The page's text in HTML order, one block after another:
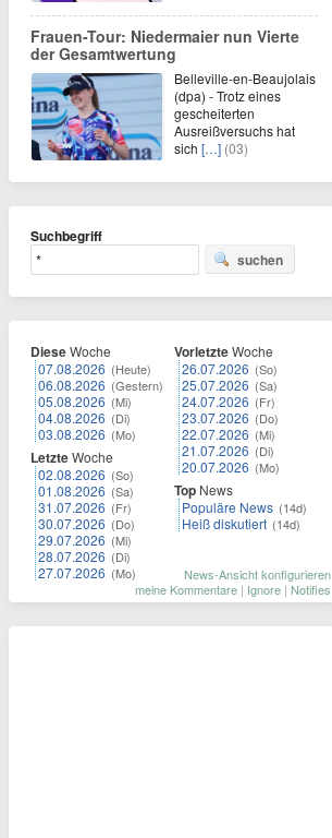
Frauen-Tour: Niedermaier nun Vierte
der Gesamtwertung
Belleville-en-Beaujolais
(dpa) - Trotz eines
gescheiterten
Ausreißversuchs hat
sich […] (03)
Suchbegriff
suchen
DieseWoche
07.08.2026 (Heute)
06.08.2026 (Gestern)
05.08.2026 (Mi)
04.08.2026 (Di)
03.08.2026 (Mo)
LetzteWoche
02.08.2026 (So)
01.08.2026 (Sa)
31.07.2026 (Fr)
30.07.2026 (Do)
29.07.2026 (Mi)
28.07.2026 (Di)
27.07.2026 (Mo)
VorletzteWoche
26.07.2026 (So)
25.07.2026 (Sa)
24.07.2026 (Fr)
23.07.2026 (Do)
22.07.2026 (Mi)
21.07.2026 (Di)
20.07.2026 (Mo)
Top News
Populäre News (14d)
Heiß diskutiert (14d)
News-Ansicht konfigurieren
meine Kommentare | Ignore | Notifies